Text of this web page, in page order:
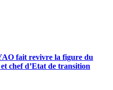
fait revivre la figure du
chef d’Etat de transition